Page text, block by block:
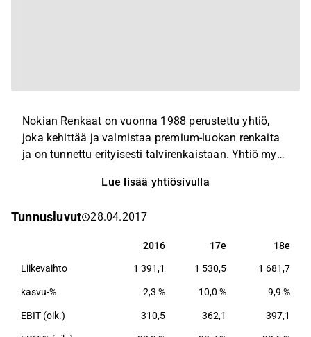
Nokian Renkaat on vuonna 1988 perustettu yhtiö,
joka kehittää ja valmistaa premium-luokan renkaita
ja on tunnettu erityisesti talvirenkaistaan. Yhtiö myy
raskaisiin työkoneisiin. Nokian Renkaat on jaettu
Henkilöautonrenkaat, Raskaat Renkaat sekä
Suomessa ja Yhdysvalloissa. Nokian Renkailla on
myös kaksi omaa testikeskusta Suomessa ja yksi
ympärivuotisen testaamisen.
Lue lisää yhtiösivulla
Tunnusluvut 28.04.2017
2016 17e 18e
2016 17e 18e
Liikevaihto 1 391,1 1 530,5 1 681,7
kasvu-% 2,3 % 10,0 % 9,9 %
EBIT (oik.) 310,5 362,1 397,1